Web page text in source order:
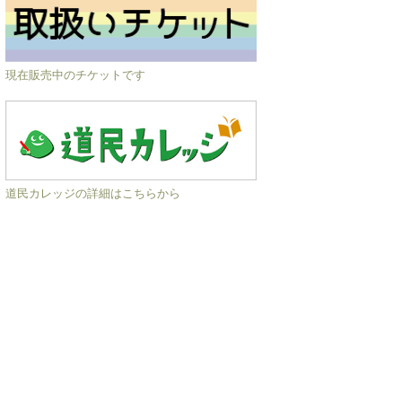
現在販売中のチケットです
道民カレッジの詳細はこちらから